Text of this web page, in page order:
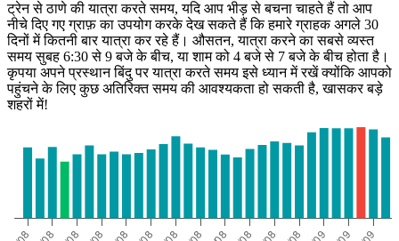
ट्रेन से ठाणे की यात्रा करते समय, यदि आप भीड़ से बचना चाहते हैं तो आप
नीचे दिए गए ग्राफ़ का उपयोग करके देख सकते हैं कि हमारे ग्राहक अगले 30
दिनों में कितनी बार यात्रा कर रहे हैं। औसतन, यात्रा करने का सबसे व्यस्त
समय सुबह 6:30 से 9 बजे के बीच, या शाम को 4 बजे से 7 बजे के बीच होता है।
कृपया अपने प्रस्थान बिंदु पर यात्रा करते समय इसे ध्यान में रखें क्योंकि आपको
पहुंचने के लिए कुछ अतिरिक्त समय की आवश्यकता हो सकती है, खासकर बड़े
शहरों में!